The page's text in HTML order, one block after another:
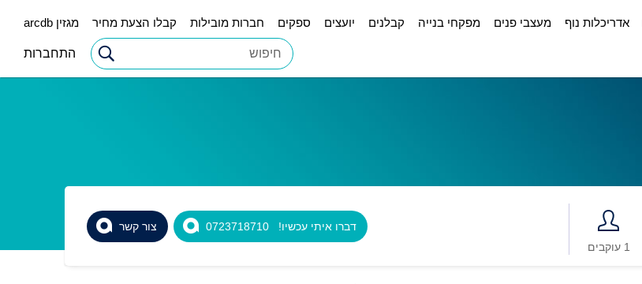
אדריכלות נוף מעצבי פנים מפקחי בנייה קבלנים יועצים ספקים חברות מובילות קבלו הצעת מחיר מגזין arcdb
התחברות
1 עוקבים
צור קשר דברו איתי עכשיו! 0723718710